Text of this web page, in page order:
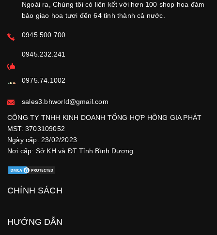
Ngoài ra, Chúng tôi có liên kết với hơn 100 shop hoa đảm
bảo giao hoa tươi đến 64 tỉnh thành cả nước.
0945.500.700
0945.232.241
0975.74.1002
sales3.bhworld@gmail.com
CÔNG TY TNHH KINH DOANH TỔNG HỢP HỒNG GIA PHÁT
MST: 3703109052
Ngày cấp: 23/02/2023
Nơi cấp: Sở KH và ĐT Tỉnh Bình Dương
CHÍNH SÁCH
HƯỚNG DẪN